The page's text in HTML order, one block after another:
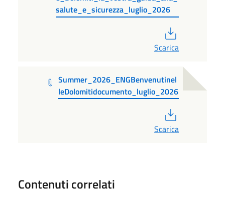
salute_e_sicurezza_luglio_2026
Scarica
Summer_2026_ENGBenvenutinel
leDolomitidocumento_luglio_2026
Scarica
Contenuti correlati